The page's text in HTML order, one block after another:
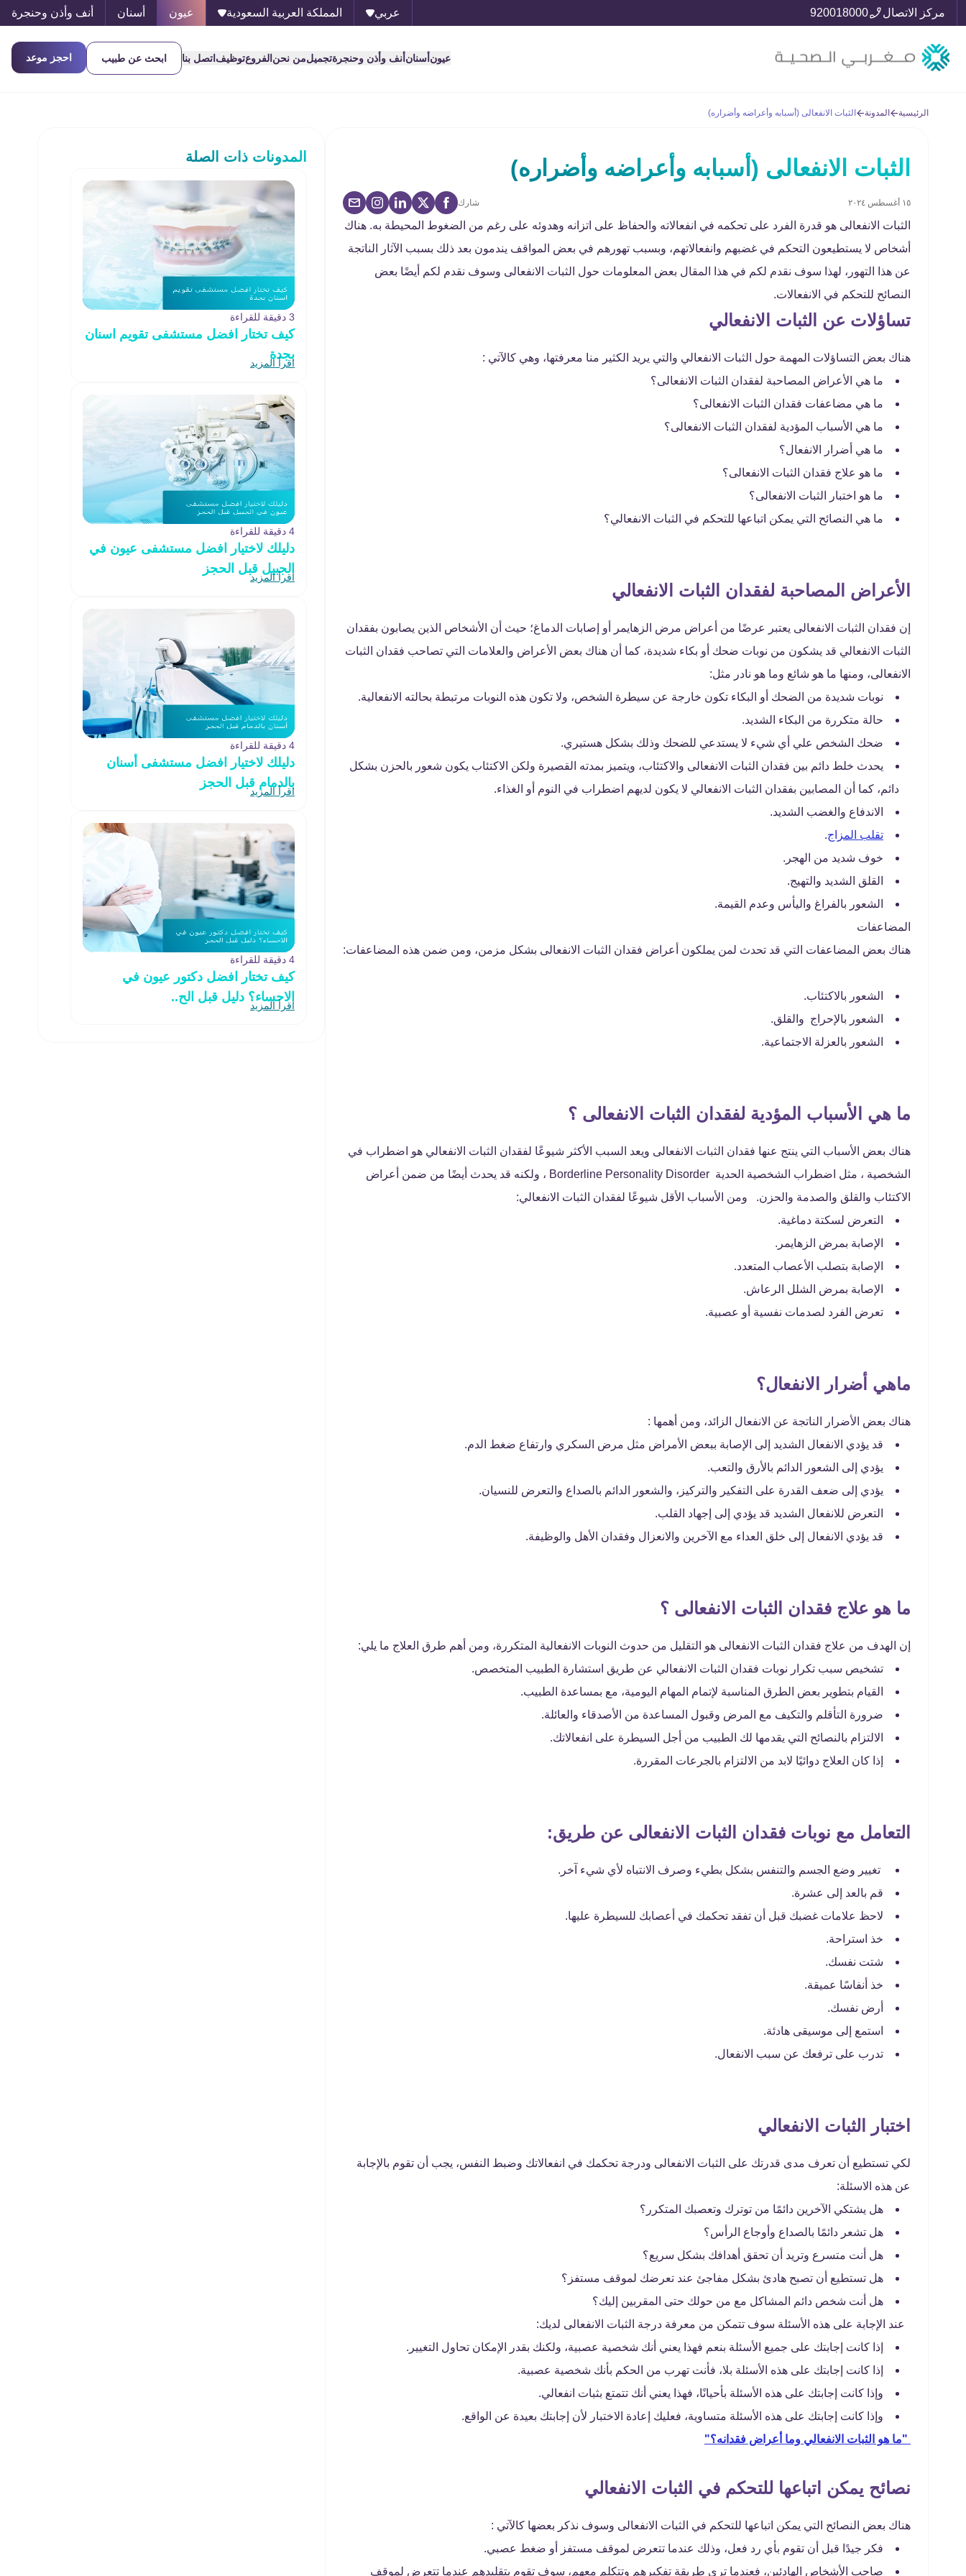
مركز الاتصال 920018000 عربي المملكة العربية السعودية عيون أسنان أنف وأذن وحنجرة
عيون أسنان أنف وأذن وحنجرةتجميلمن نحن الفروعتوظيف اتصل بنا ابحث عن طبيب احجز موعد
الرئيسية المدونة الثبات الانفعالى (أسبابه وأعراضه وأضراره)
الثبات الانفعالى (أسبابه وأعراضه وأضراره)
١٥ أغسطس ٢٠٢٤ شارك
الثبات الانفعالى هو قدرة الفرد على تحكمه في انفعالاته والحفاظ على اتزانه وهدوئه على رغم من الضغوط المحيطة به. هناك
أشخاص لا يستطيعون التحكم في غضبهم وانفعالاتهم، وبسبب تهورهم في بعض المواقف يندمون بعد ذلك بسبب الآثار الناتجة
عن هذا التهور، لهذا سوف نقدم لكم في هذا المقال بعض المعلومات حول الثبات الانفعالى وسوف نقدم لكم أيضًا بعض
النصائح للتحكم في الانفعالات.
تساؤلات عن الثبات الانفعالي
هناك بعض التساؤلات المهمة حول الثبات الانفعالي والتي يريد الكثير منا معرفتها، وهي كالآتي :
ما هي الأعراض المصاحبة لفقدان الثبات الانفعالى؟
ما هي مضاعفات فقدان الثبات الانفعالى؟
ما هي الأسباب المؤدية لفقدان الثبات الانفعالى؟
ما هي أضرار الانفعال؟
ما هو علاج فقدان الثبات الانفعالى؟
ما هو اختبار الثبات الانفعالى؟
ما هي النصائح التي يمكن اتباعها للتحكم في الثبات الانفعالي؟
الأعراض المصاحبة لفقدان الثبات الانفعالي
إن فقدان الثبات الانفعالى يعتبر عرضًا من أعراض مرض الزهايمر أو إصابات الدماغ؛ حيث أن الأشخاص الذين يصابون بفقدان
الثبات الانفعالي قد يشكون من نوبات ضحك أو بكاء شديدة، كما أن هناك بعض الأعراض والعلامات التي تصاحب فقدان الثبات
الانفعالى، ومنها ما هو شائع وما هو نادر مثل:
نوبات شديدة من الضحك أو البكاء تكون خارجة عن سيطرة الشخص، ولا تكون هذه النوبات مرتبطة بحالته الانفعالية.
حالة متكررة من البكاء الشديد.
ضحك الشخص علي أي شيء لا يستدعي للضحك وذلك بشكل هستيري.
يحدث خلط دائم بين فقدان الثبات الانفعالى والاكتئاب، ويتميز بمدته القصيرة ولكن الاكتئاب يكون شعور بالحزن بشكل
دائم، كما أن المصابين بفقدان الثبات الانفعالي لا يكون لديهم اضطراب في النوم أو الغذاء.
الاندفاع والغضب الشديد.
تقلب المزاج.
خوف شديد من الهجر.
القلق الشديد والتهيج.
الشعور بالفراغ واليأس وعدم القيمة.
المضاعفات
هناك بعض المضاعفات التي قد تحدث لمن يملكون أعراض فقدان الثبات الانفعالى بشكل مزمن، ومن ضمن هذه المضاعفات:
الشعور بالاكتئاب.
الشعور بالإحراج والقلق.
الشعور بالعزلة الاجتماعية.
ما هي الأسباب المؤدية لفقدان الثبات الانفعالى ؟
هناك بعض الأسباب التي ينتج عنها فقدان الثبات الانفعالى ويعد السبب الأكثر شيوعًا لفقدان الثبات الانفعالي هو اضطراب في
الشخصية ، مثل اضطراب الشخصية الحدية Borderline Personality Disorder ، ولكنه قد يحدث أيضًا من ضمن أعراض
الاكتئاب والقلق والصدمة والحزن. ومن الأسباب الأقل شيوعًا لفقدان الثبات الانفعالي:
التعرض لسكتة دماغية.
الإصابة بمرض الزهايمر.
الإصابة بتصلب الأعصاب المتعدد.
الإصابة بمرض الشلل الرعاش.
تعرض الفرد لصدمات نفسية أو عصبية.
ماهي أضرار الانفعال؟
هناك بعض الأضرار الناتجة عن الانفعال الزائد، ومن أهمها :
قد يؤدي الانفعال الشديد إلى الإصابة ببعض الأمراض مثل مرض السكري وارتفاع ضغط الدم.
يؤدي إلى الشعور الدائم بالأرق والتعب.
يؤدي إلى ضعف القدرة على التفكير والتركيز، والشعور الدائم بالصداع والتعرض للنسيان.
التعرض للانفعال الشديد قد يؤدي إلى إجهاد القلب.
قد يؤدي الانفعال إلى خلق العداء مع الآخرين والانعزال وفقدان الأهل والوظيفة.
ما هو علاج فقدان الثبات الانفعالى ؟
إن الهدف من علاج فقدان الثبات الانفعالى هو التقليل من حدوث النوبات الانفعالية المتكررة، ومن أهم طرق العلاج ما يلي:
تشخيص سبب تكرار نوبات فقدان الثبات الانفعالي عن طريق استشارة الطبيب المتخصص.
القيام بتطوير بعض الطرق المناسبة لإتمام المهام اليومية، مع بمساعدة الطبيب.
ضرورة التأقلم والتكيف مع المرض وقبول المساعدة من الأصدقاء والعائلة.
الالتزام بالنصائح التي يقدمها لك الطبيب من أجل السيطرة على انفعالاتك.
إذا كان العلاج دوائيًا لابد من الالتزام بالجرعات المقررة.
التعامل مع نوبات فقدان الثبات الانفعالى عن طريق:
تغيير وضع الجسم والتنفس بشكل بطيء وصرف الانتباه لأي شيء آخر.
قم بالعد إلى عشرة.
لاحظ علامات غضبك قبل أن تفقد تحكمك في أعصابك للسيطرة عليها.
خذ استراحة.
شتت نفسك.
خذ أنفاسًا عميقة.
أرض نفسك.
استمع إلى موسيقى هادئة.
تدرب على ترفعك عن سبب الانفعال.
اختبار الثبات الانفعالي
لكي تستطيع أن تعرف مدى قدرتك على الثبات الانفعالى ودرجة تحكمك في انفعالاتك وضبط النفس، يجب أن تقوم بالإجابة
عن هذه الاسئلة:
هل يشتكي الآخرين دائمًا من توترك وتعصبك المتكرر؟
هل تشعر دائمًا بالصداع وأوجاع الرأس؟
هل أنت متسرع وتريد أن تحقق أهدافك بشكل سريع؟
هل تستطيع أن تصبح هادئ بشكل مفاجئ عند تعرضك لموقف مستفز؟
هل أنت شخص دائم المشاكل مع من حولك حتى المقربين إليك؟
عند الإجابة على هذه الأسئلة سوف تتمكن من معرفة درجة الثبات الانفعالى لديك:
إذا كانت إجابتك على جميع الأسئلة بنعم فهذا يعني أنك شخصية عصبية، ولكنك بقدر الإمكان تحاول التغيير.
إذا كانت إجابتك على هذه الأسئلة بلا، فأنت تهرب من الحكم بأنك شخصية عصبية.
وإذا كانت إجابتك على هذه الأسئلة بأحيانًا، فهذا يعني أنك تتمتع بثبات انفعالي.
وإذا كانت إجابتك على هذه الأسئلة متساوية، فعليك إعادة الاختبار لأن إجابتك بعيدة عن الواقع.
"ما هو الثبات الانفعالي وما أعراض فقدانه؟"
نصائح يمكن اتباعها للتحكم في الثبات الانفعالي
هناك بعض النصائح التي يمكن اتباعها للتحكم في الثبات الانفعالى وسوف نذكر بعضها كالآتي :
فكر جيدًا قبل أن تقوم بأي رد فعل، وذلك عندما تتعرض لموقف مستفز أو ضغط عصبي.
صاحب الأشخاص الهادئين، فعندما ترى طريقة تفكيرهم وتتكلم معهم، سوف تقوم بتقليدهم عندما تتعرض لموقف
المدونات ذات الصلة
3 دقيقة للقراءة
كيف تختار افضل مستشفى تقويم اسنان
بجدة
اقرأ المزيد
4 دقيقة للقراءة
دليلك لاختيار افضل مستشفى عيون في
الجبيل قبل الحجز
اقرأ المزيد
4 دقيقة للقراءة
دليلك لاختيار افضل مستشفى أسنان
بالدمام قبل الحجز
اقرأ المزيد
4 دقيقة للقراءة
كيف تختار افضل دكتور عيون في
الاحساء؟ دليل قبل الح..
اقرأ المزيد